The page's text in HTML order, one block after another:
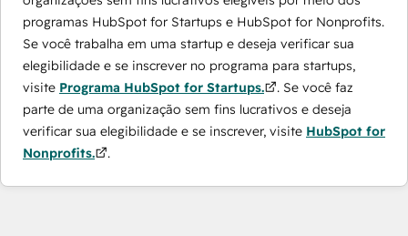
programas ​HubSpot for Startups e HubSpot for Nonprofits.
Se você trabalha em uma startup e deseja verificar sua
elegibilidade e se inscrever no programa para startups,
visite Programa HubSpot for Startups.
. Se você faz
parte de uma organização sem fins lucrativos e deseja
verificar sua elegibilidade e se inscrever, visite HubSpot for
Nonprofits.
.